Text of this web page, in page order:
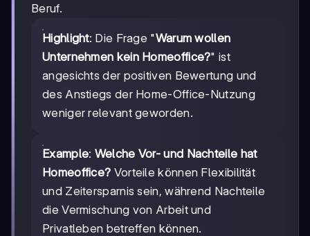
Beruf.
Highlight: Die Frage "Warum wollen
Unternehmen kein Homeoffice?" ist
angesichts der positiven Bewertung und
des Anstiegs der Home-Office-Nutzung
weniger relevant geworden.
Example: Welche Vor- und Nachteile hat
Homeoffice? Vorteile können Flexibilität
und Zeitersparnis sein, während Nachteile
die Vermischung von Arbeit und
Privatleben betreffen können.